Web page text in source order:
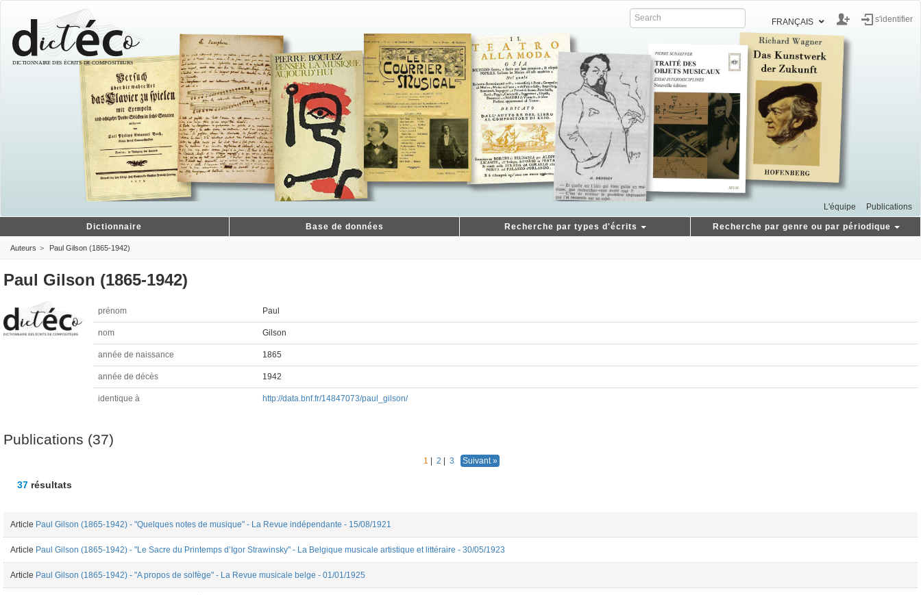
FRANÇAIS s'identifier
L'équipe Publications
Dictionnaire Base de données Recherche par types d'écrits Recherche par genre ou par périodique
Auteurs Paul Gilson (1865-1942)
Paul Gilson (1865-1942)
prénom Paul
nom Gilson
année de naissance 1865
année de décès 1942
identique à http://data.bnf.fr/14847073/paul_gilson/
Publications (37)
1 | 2 | 3 Suivant »
37 résultats
Article Paul Gilson (1865-1942) - "Quelques notes de musique" - La Revue indépendante - 15/08/1921
Article Paul Gilson (1865-1942) - "Le Sacre du Printemps d’Igor Strawinsky" - La Belgique musicale artistique et littéraire - 30/05/1923
Article Paul Gilson (1865-1942) - "A propos de solfège" - La Revue musicale belge - 01/01/1925